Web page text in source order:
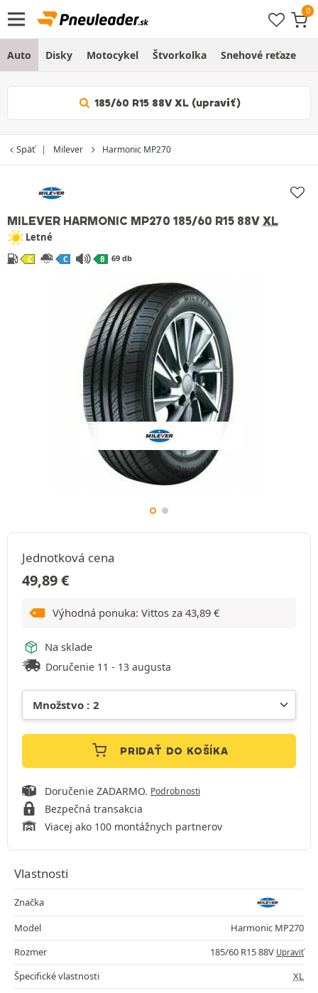
Auto Disky Motocykel Štvorkolka Snehové reťaze
185/60 R15 88V XL (upraviť)
Späť Milever Harmonic MP270
MILEVER HARMONIC MP270 185/60 R15 88V XL
Letné
C C B 69 db
Jednotková cena
49,89€
Výhodná ponuka: Vittos za 43,89 €
Na sklade
Doručenie 11 - 13 augusta
PRIDAŤ DO KOŠÍKA
Doručenie ZADARMO. Podrobnosti
Bezpečná transakcia
Viacej ako 100 montážnych partnerov
Vlastnosti
Značka
Model
Harmonic MP270
Rozmer
185/60 R15 88V Upraviť
Špecifické vlastnosti
XL